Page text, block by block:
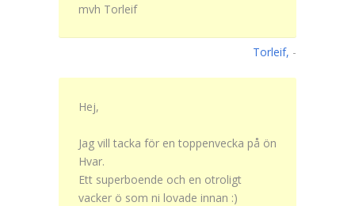
mvh Torleif
Torleif, -
Hej,
Jag vill tacka för en toppenvecka på ön
Hvar.
Ett superboende och en otroligt
vacker ö som ni lovade innan :)